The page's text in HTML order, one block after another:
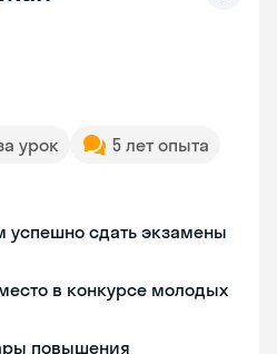
урок
5 лет опыта
успешно сдать экзамены
в конкурсе молодых
повышения